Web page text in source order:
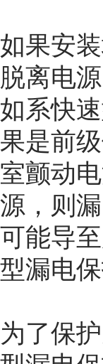
如果安
脱离电
如系快
果是前
室颤动
源，则
可能导
型漏电保
为了保